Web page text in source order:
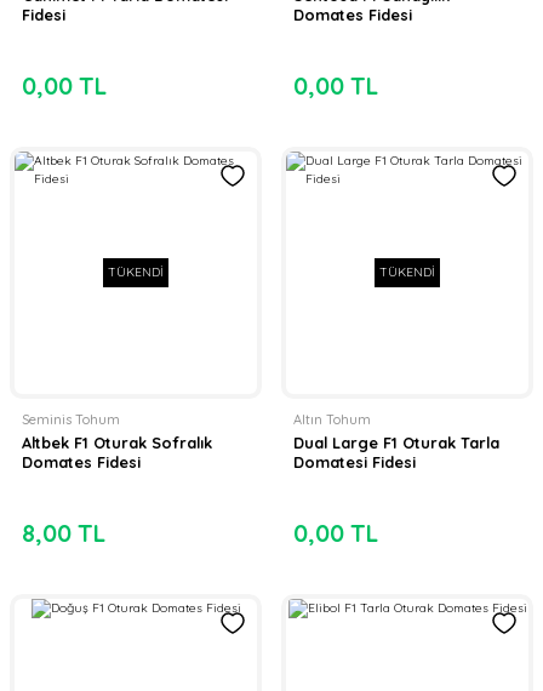
Fidesi
0,00 TL
Domates Fidesi
0,00 TL
TÜKENDİ
Seminis Tohum
Altbek F1 Oturak Sofralık
Domates Fidesi
8,00 TL
TÜKENDİ
Altın Tohum
Dual Large F1 Oturak Tarla
Domatesi Fidesi
0,00 TL